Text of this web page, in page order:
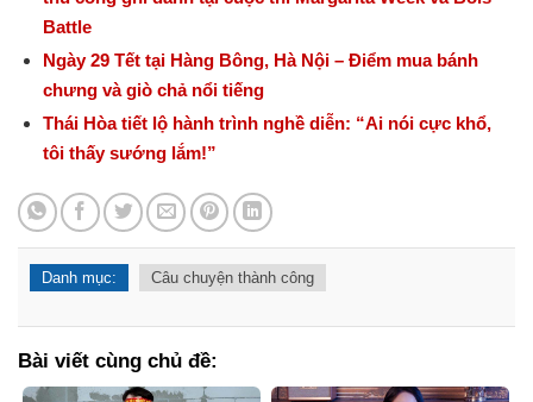
Battle
Ngày 29 Tết tại Hàng Bông, Hà Nội – Điểm mua bánh
chưng và giò chả nổi tiếng
Thái Hòa tiết lộ hành trình nghề diễn: “Ai nói cực khổ,
tôi thấy sướng lắm!”
Danh mục: Câu chuyện thành công
Bài viết cùng chủ đề: